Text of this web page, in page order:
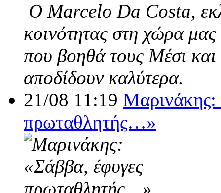
Ο Marcelo Da Costa,
κοινότητας στη χώρα
που βοηθά τους Μέσι και
αποδίδουν καλύτερα.
21/08 11:19 Μαρινάκης:
πρωταθλητής…»